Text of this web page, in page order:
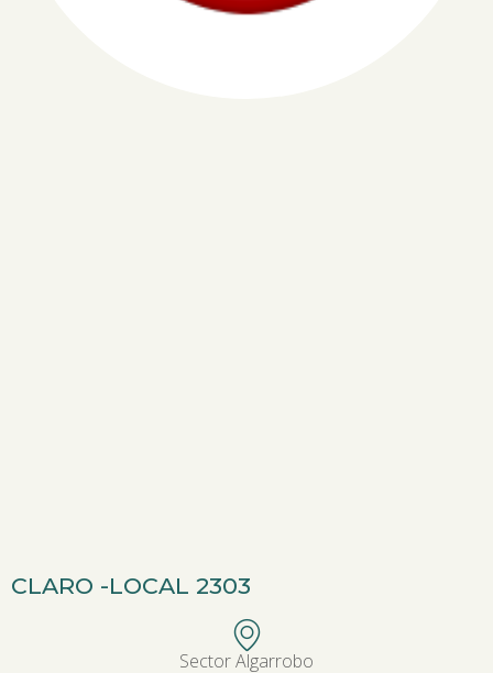
CLARO -LOCAL 2303
Sector Algarrobo